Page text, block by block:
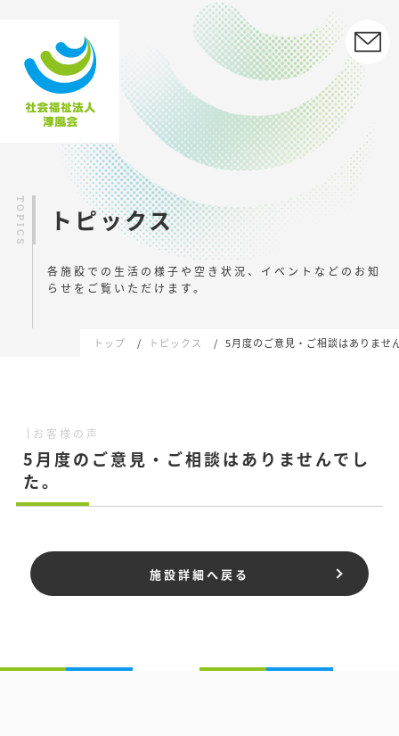
トピックス
各施設での生活の様子や空き状況、イベントなどの お知
らせをご覧いただけます。
トップ トピックス 5月度のご意見・ご相談はありませ
お客様の声
5月度のご意見・ご相談はありませんでし
た。
施設詳細へ戻る